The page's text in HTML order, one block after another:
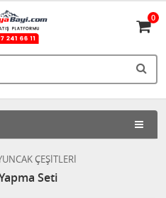
0
ÇEŞİTLERİ
Seti